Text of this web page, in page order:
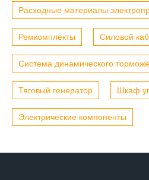
Расходные материалы
Ремкомплекты Силовой
Система динамического
Тяговый генератор Шкаф
Электрические компоненты